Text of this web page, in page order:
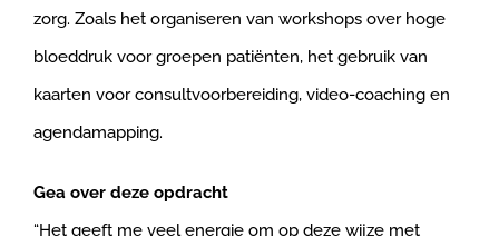
zorg. Zoals het organiseren van workshops over hoge
bloeddruk voor groepen patiënten, het gebruik van
kaarten voor consultvoorbereiding, video-coaching en
agendamapping.
Gea over deze opdracht
“Het geeft me veel energie om op deze wijze met